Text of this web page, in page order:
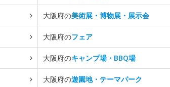
大阪府の美術展・博物展・展示会
大阪府のフェア
大阪府のキャンプ場・BBQ場
大阪府の遊園地・テーマパーク